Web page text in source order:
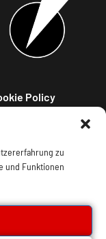
zu
und Funktionen
Policy